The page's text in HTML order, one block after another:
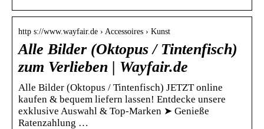
http s://www.wayfair.de › Accessoires › Kunst
Alle Bilder (Oktopus / Tintenfisch)
zum Verlieben | Wayfair.de
Alle Bilder (Oktopus / Tintenfisch) JETZT online
kaufen & bequem liefern lassen! Entdecke unsere
exklusive Auswahl & Top-Marken ➤ Genieße
Ratenzahlung …